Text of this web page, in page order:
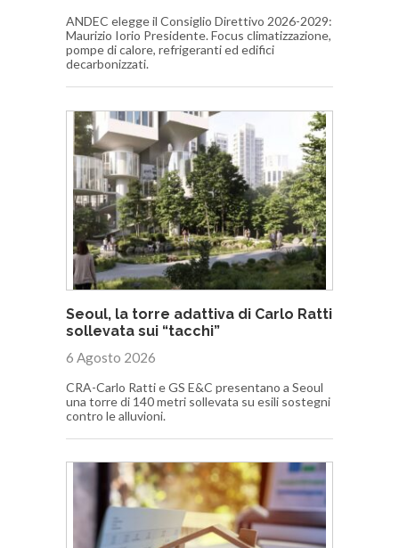
ANDEC elegge il Consiglio Direttivo 2026-2029:
Maurizio Iorio Presidente. Focus climatizzazione,
pompe di calore, refrigeranti ed edifici
decarbonizzati.
Seoul, la torre adattiva di Carlo Ratti
sollevata sui “tacchi”
6 Agosto 2026
CRA-Carlo Ratti e GS E&C presentano a Seoul
una torre di 140 metri sollevata su esili sostegni
contro le alluvioni.